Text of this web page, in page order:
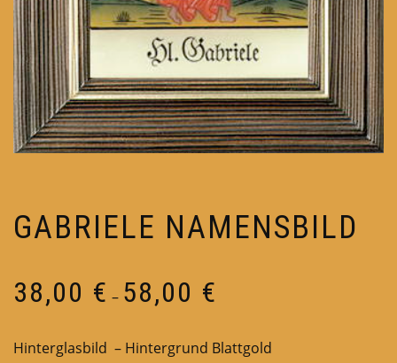
GABRIELE NAMENSBILD
38,00 € – 58,00 €
58,00 €
Hinterglasbild – Hintergrund Blattgold